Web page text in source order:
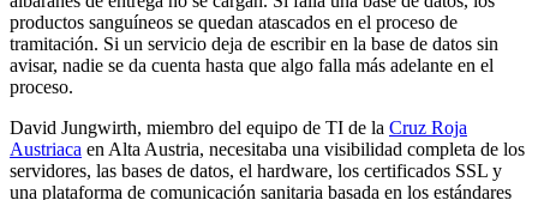
productos sanguíneos se quedan atascados en el proceso de
tramitación. Si un servicio deja de escribir en la base de datos sin
avisar, nadie se da cuenta hasta que algo falla más adelante en el
proceso.
David Jungwirth, miembro del equipo de TI de la Cruz Roja
Austriaca en Alta Austria, necesitaba una visibilidad completa de los
servidores, las bases de datos, el hardware, los certificados SSL y
una plataforma de comunicación sanitaria basada en los estándares